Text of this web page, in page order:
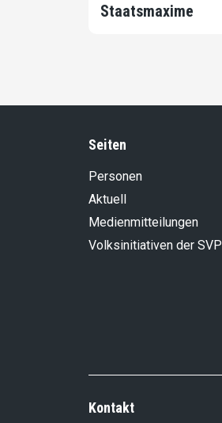
Staatsmaxime
Seiten
Personen
Aktuell
Medienmitteilungen
Volksinitiativen der SVP
Kontakt